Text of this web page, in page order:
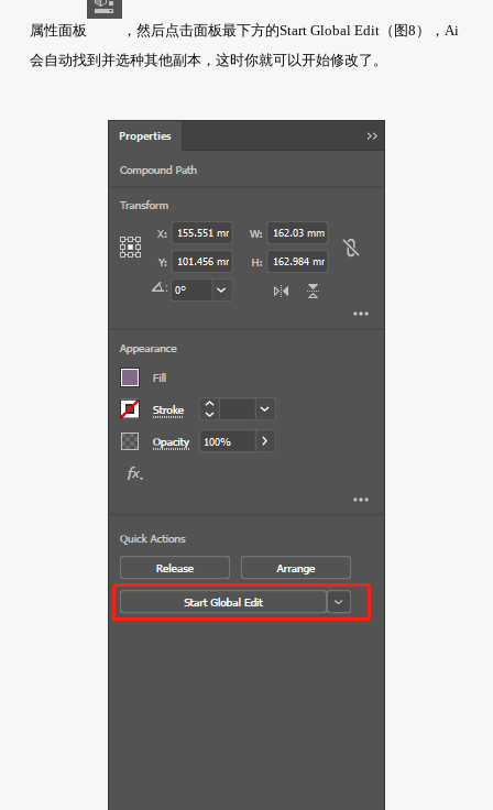
属性面板
，然后点击面板最下方的Start Global Edit（图8），Ai
会自动找到并选种其他副本，这时你就可以开始修改了。